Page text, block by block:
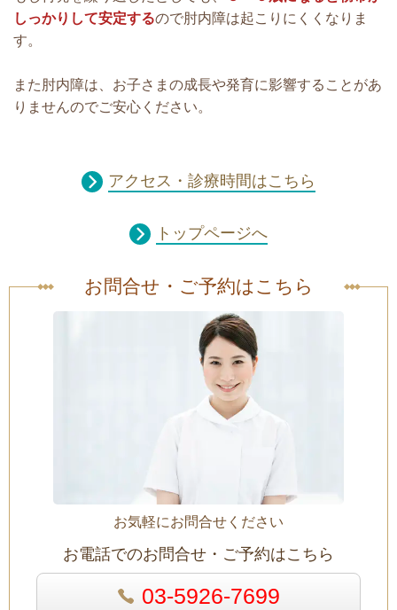
しっかりして安定するので肘内障は起こりにくくなりま
す。
また肘内障は、お子さまの成長や発育に影響することがあ
りませんのでご安心ください。
アクセス・診療時間はこちら
トップページへ
お問合せ・ご予約はこちら
お気軽にお問合せください
お電話でのお問合せ・ご予約はこちら
03-5926-7699